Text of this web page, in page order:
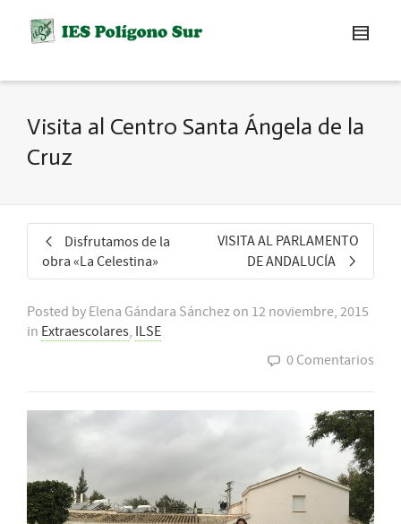
Visita al Centro Santa Ángela de la
Cruz
Disfrutamos de la
obra «La Celestina»
VISITA AL PARLAMENTO
DE ANDALUCÍA
Posted by Elena Gándara Sánchez on 12 noviembre, 2015
in Extraescolares, ILSE
0 Comentarios